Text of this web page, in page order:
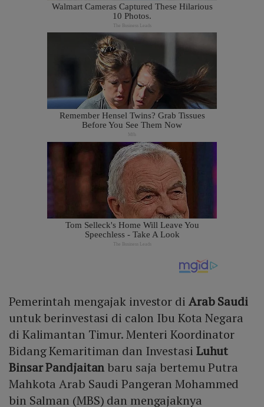
Pemerintah mengajak investor di Arab Saudi
untuk berinvestasi di calon Ibu Kota Negara
di Kalimantan Timur. Menteri Koordinator
Bidang Kemaritiman dan Investasi Luhut
Binsar Pandjaitanbaru saja bertemu Putra
Mahkota Arab Saudi Pangeran Mohammed
bin Salman (MBS) dan mengajaknya